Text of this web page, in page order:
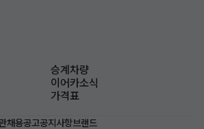
승계차량
이어카소식
가격표
채용공고공지사항브랜드